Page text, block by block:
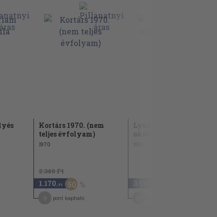
Kortárs 1970. (nem
teljes évfolyam)
1970
2.340 Ft
1.170 ,-Ft 50
pont kapható
Lyukasóra 1992.